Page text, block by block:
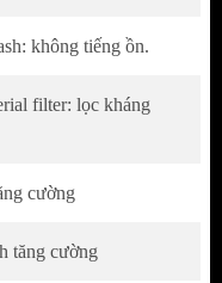
không tiếng ồn.
filter: lọc kháng
cường
tăng cường